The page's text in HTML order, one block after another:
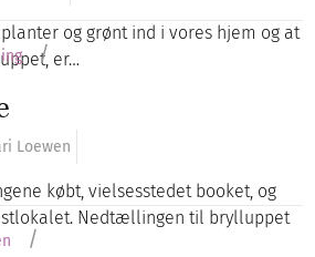
og grønt ind i vores hjem og at
er…
/
Loewen
købt, vielsesstedet booket, og
Nedtællingen til brylluppet
/